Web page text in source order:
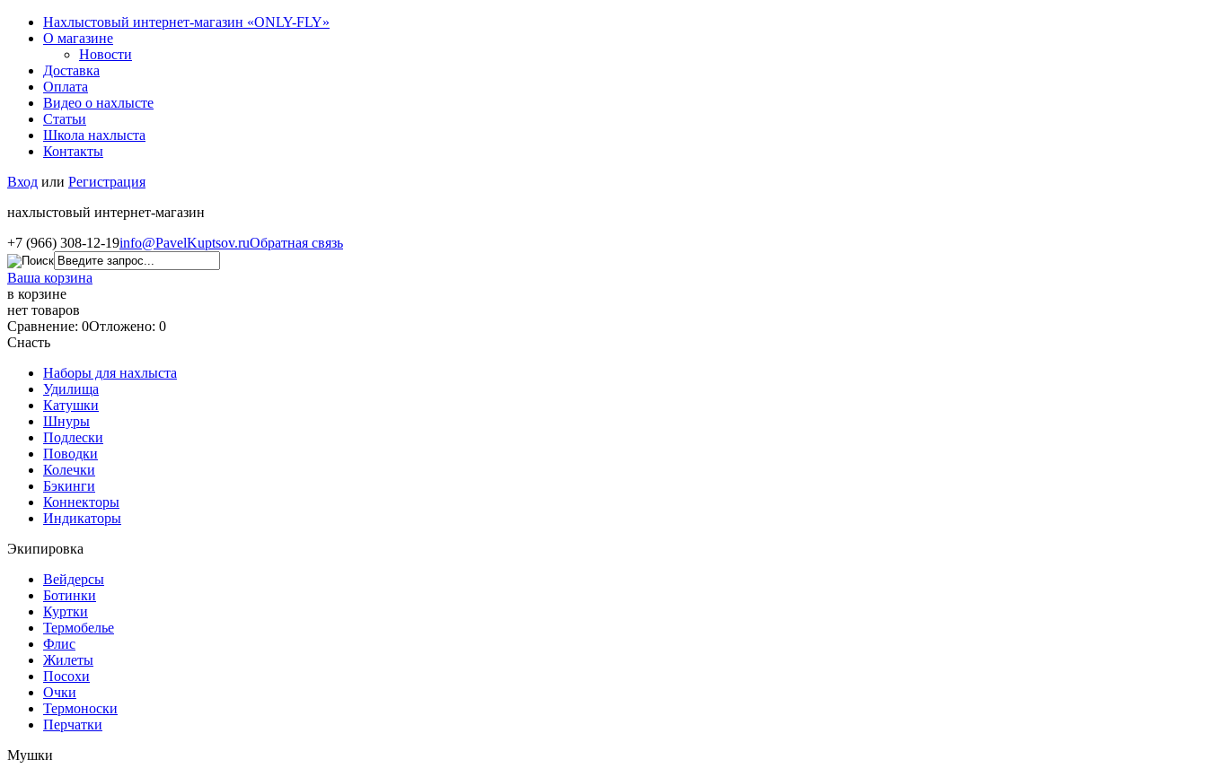
Нахлыстовый интернет-магазин «ONLY-FLY»
О магазине
Новости
Доставка
Оплата
Видео о нахлысте
Статьи
Школа нахлыста
Контакты
Вход или Регистрация
нахлыстовый интернет-магазин
+7 (966) 308-12-19info@PavelKuptsov.ruОбратная связь
Ваша корзина
в корзине
нет товаров
Сравнение: 0Отложено: 0
Снасть
Наборы для нахлыста
Удилища
Катушки
Шнуры
Подлески
Поводки
Колечки
Бэкинги
Коннекторы
Индикаторы
Экипировка
Вейдерсы
Ботинки
Куртки
Термобелье
Флис
Жилеты
Посохи
Очки
Термоноски
Перчатки
Мушки